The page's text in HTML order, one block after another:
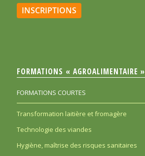
INSCRIPTIONS
FORMATIONS « AGROALIMENTAIRE »
FORMATIONS COURTES
Transformation laitière et fromagère
Technologie des viandes
Hygiène, maîtrise des risques sanitaires